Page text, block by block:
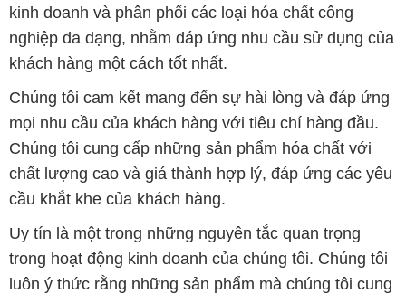
kinh doanh và phân phối các loại hóa chất công
nghiệp đa dạng, nhằm đáp ứng nhu cầu sử dụng của
khách hàng một cách tốt nhất.
Chúng tôi cam kết mang đến sự hài lòng và đáp ứng
mọi nhu cầu của khách hàng với tiêu chí hàng đầu.
Chúng tôi cung cấp những sản phẩm hóa chất với
chất lượng cao và giá thành hợp lý, đáp ứng các yêu
cầu khắt khe của khách hàng.
Uy tín là một trong những nguyên tắc quan trọng
trong hoạt động kinh doanh của chúng tôi. Chúng tôi
luôn ý thức rằng những sản phẩm mà chúng tôi cung